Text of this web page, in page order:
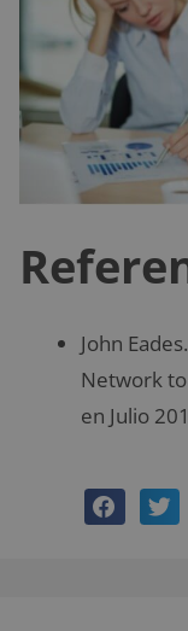
John
Network to
en Julio